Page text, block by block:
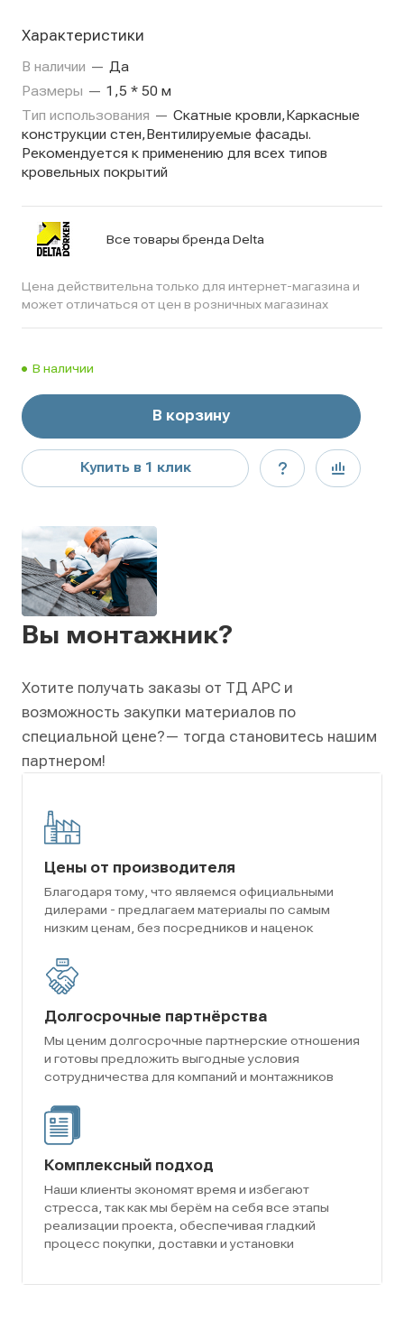
Характеристики
В наличии — Да
Размеры — 1,5 * 50 м
Тип использования — Скатные кровли,Каркасные
конструкции стен,Вентилируемые фасады.
Рекомендуется к применению для всех типов
кровельных покрытий
Все товары бренда Delta
Цена действительна только для интернет-магазина и
может отличаться от цен в розничных магазинах
В наличии
В корзину
Купить в 1 клик
Вы монтажник?
Хотите получать заказы от ТД АРС и
возможность закупки материалов по
специальной цене?— тогда становитесь нашим
партнером!
Цены от производителя
Благодаря тому, что являемся официальными
дилерами - предлагаем материалы по самым
низким ценам, без посредников и наценок
Долгосрочные партнёрства
Мы ценим долгосрочные партнерские отношения
и готовы предложить выгодные условия
сотрудничества для компаний и монтажников
Комплексный подход
Наши клиенты экономят время и избегают
стресса, так как мы берём на себя все этапы
реализации проекта, обеспечивая гладкий
процесс покупки, доставки и установки